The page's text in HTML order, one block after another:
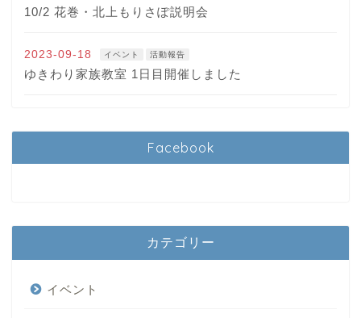
10/2 花巻・北上もりさぽ説明会
2023-09-18 イベント 活動報告
ゆきわり家族教室 1日目開催しました
Facebook
カテゴリー
イベント